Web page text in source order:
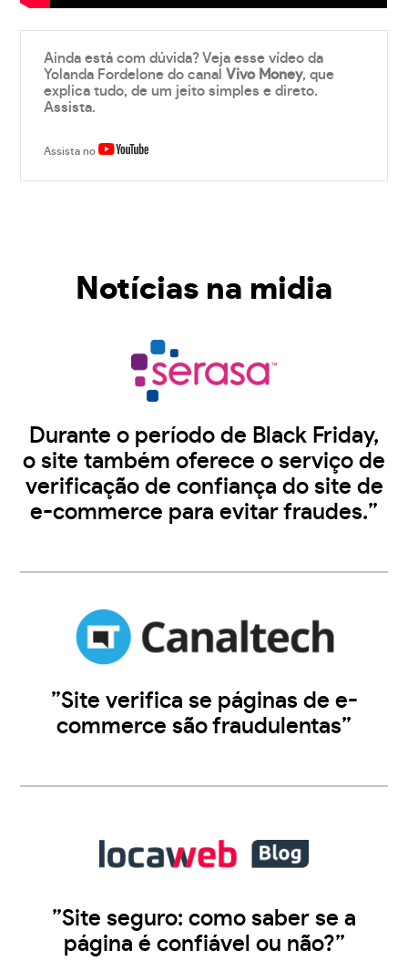
Ainda está com dúvida? Veja esse vídeo da
Yolanda Fordelone do canalVivo Money, que
explica tudo, de um jeito simples e direto.
Assista.
Assista no
Notícias na midia
Durante o período de Black Friday,
o site também oferece o serviço de
verificação de confiança do site de
e-commerce para evitar fraudes.”
”Site verifica se páginas de e-
commerce são fraudulentas”
”Site seguro: como saber se a
página é confiável ou não?”